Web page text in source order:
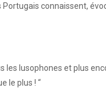
connaissent,
les lusophones et plus
le plus ! “⁠